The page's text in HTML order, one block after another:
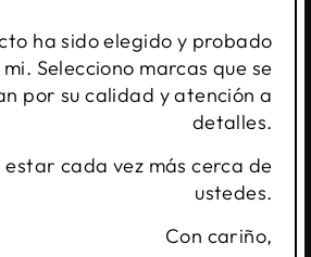
ha sido elegido y probado
Selecciono marcas que se
por su calidad y atención a
detalles.
estar cada vez más cerca de
ustedes.
Con cariño,